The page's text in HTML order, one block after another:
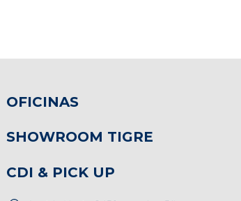
OFICINAS
SHOWROOM TIGRE
CDI & PICK UP